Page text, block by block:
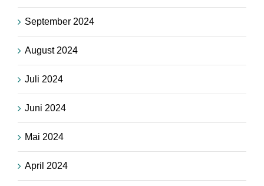
September 2024
August 2024
Juli 2024
Juni 2024
Mai 2024
April 2024